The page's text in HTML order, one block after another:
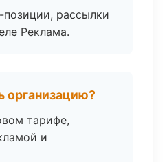
рассылки
Реклама.
организацию?
тарифе,
и